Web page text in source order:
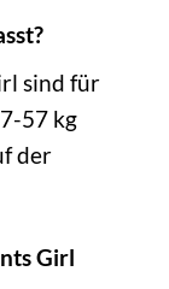
sind für
57 kg
der
Girl